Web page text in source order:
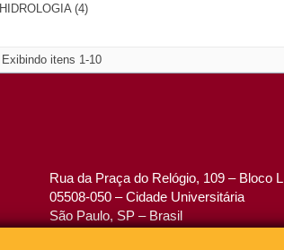
HIDROLOGIA (4)
Exibindo itens 1-10
Rua da Praça do Relógio, 109 – Bloco L
05508-050 – Cidade Universitária
São Paulo, SP – Brasil